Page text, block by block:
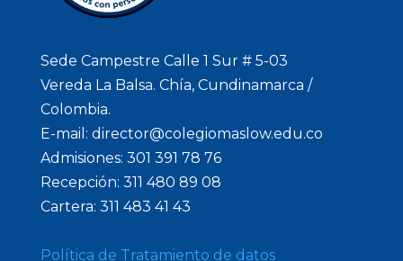
Sede Campestre Calle 1 Sur # 5-03
Vereda La Balsa. Chía, Cundinamarca /
Colombia.
E-mail: director@colegiomaslow.edu.co
Admisiones: 301 391 78 76
Recepción: 311 480 89 08
Cartera: 311 483 41 43
Política de Tratamiento de datos